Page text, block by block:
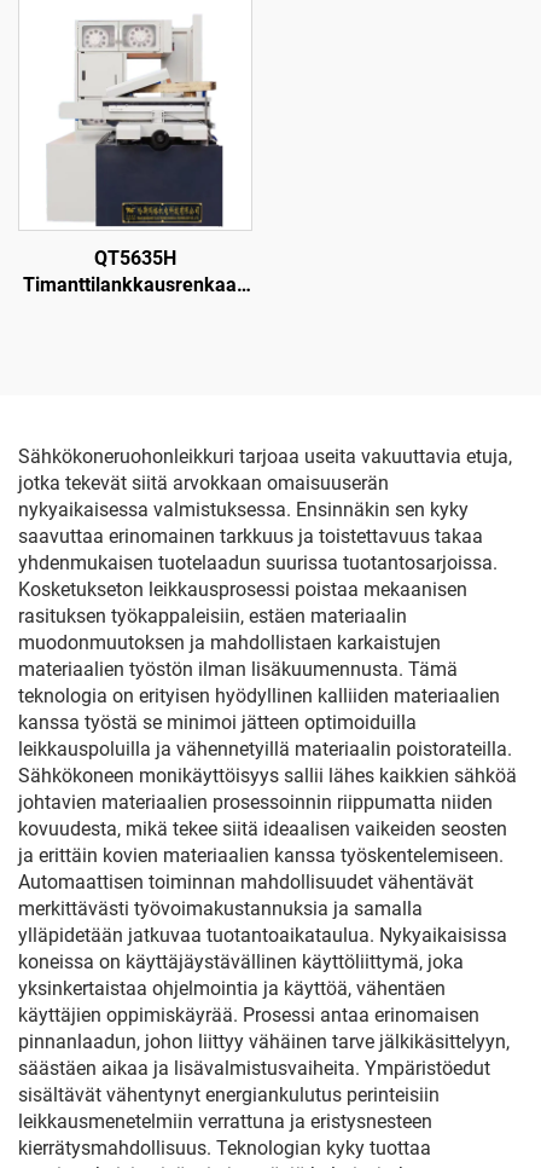
QT5635H
Timanttilankkausrenkaan
Sähkökoneruohonleikkuri tarjoaa useita vakuuttavia etuja,
jotka tekevät siitä arvokkaan omaisuuserän
nykyaikaisessa valmistuksessa. Ensinnäkin sen kyky
saavuttaa erinomainen tarkkuus ja toistettavuus takaa
yhdenmukaisen tuotelaadun suurissa tuotantosarjoissa.
Kosketukseton leikkausprosessi poistaa mekaanisen
rasituksen työkappaleisiin, estäen materiaalin
muodonmuutoksen ja mahdollistaen karkaistujen
materiaalien työstön ilman lisäkuumennusta. Tämä
teknologia on erityisen hyödyllinen kalliiden materiaalien
kanssa työstä se minimoi jätteen optimoiduilla
leikkauspoluilla ja vähennetyillä materiaalin poistorateilla.
Sähkökoneen monikäyttöisyys sallii lähes kaikkien sähköä
johtavien materiaalien prosessoinnin riippumatta niiden
kovuudesta, mikä tekee siitä ideaalisen vaikeiden seosten
ja erittäin kovien materiaalien kanssa työskentelemiseen.
Automaattisen toiminnan mahdollisuudet vähentävät
merkittävästi työvoimakustannuksia ja samalla
ylläpidetään jatkuvaa tuotantoaikataulua. Nykyaikaisissa
koneissa on käyttäjäystävällinen käyttöliittymä, joka
yksinkertaistaa ohjelmointia ja käyttöä, vähentäen
käyttäjien oppimiskäyrää. Prosessi antaa erinomaisen
pinnanlaadun, johon liittyy vähäinen tarve jälkikäsittelyyn,
säästäen aikaa ja lisävalmistusvaiheita. Ympäristöedut
sisältävät vähentynyt energiankulutus perinteisiin
leikkausmenetelmiin verrattuna ja eristysnesteen
kierrätysmahdollisuus. Teknologian kyky tuottaa